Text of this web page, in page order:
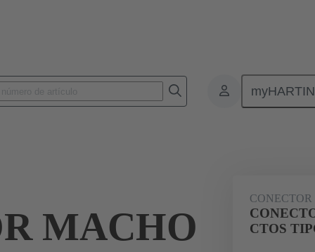
Conectores de placa a placa de
MACHO
CTOS